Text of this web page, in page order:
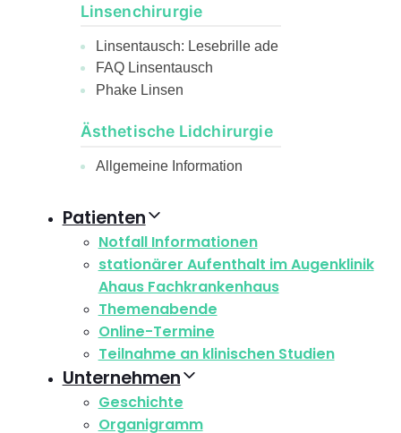
Linsenchirurgie
Linsentausch: Lesebrille ade
FAQ Linsentausch
Phake Linsen
Ästhetische Lidchirurgie
Allgemeine Information
Patienten
Notfall Informationen
stationärer Aufenthalt im Augenklinik
Ahaus Fachkrankenhaus
Themenabende
Online-Termine
Teilnahme an klinischen Studien
Unternehmen
Geschichte
Organigramm